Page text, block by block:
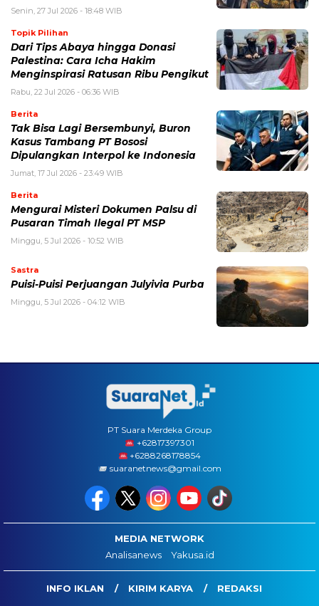
Senin, 27 Jul 2026 - 18:48 WIB
Topik Pilihan
Dari Tips Abaya hingga Donasi
Palestina: Cara Icha Hakim
Menginspirasi Ratusan Ribu Pengikut
Rabu, 22 Jul 2026 - 06:36 WIB
Berita
Tak Bisa Lagi Bersembunyi, Buron
Kasus Tambang PT Bososi
Dipulangkan Interpol ke Indonesia
Jumat, 17 Jul 2026 - 23:49 WIB
Berita
Mengurai Misteri Dokumen Palsu di
Pusaran Timah Ilegal PT MSP
Minggu, 5 Jul 2026 - 10:52 WIB
Sastra
Puisi-Puisi Perjuangan Julyivia Purba
Minggu, 5 Jul 2026 - 04:12 WIB
PT Suara Merdeka Group
‪+62817397301
+6288268178854
suaranetnews@gmail.com
MEDIA NETWORK
Analisanews
Yakusa.id
INFO IKLAN KIRIM KARYA REDAKSI